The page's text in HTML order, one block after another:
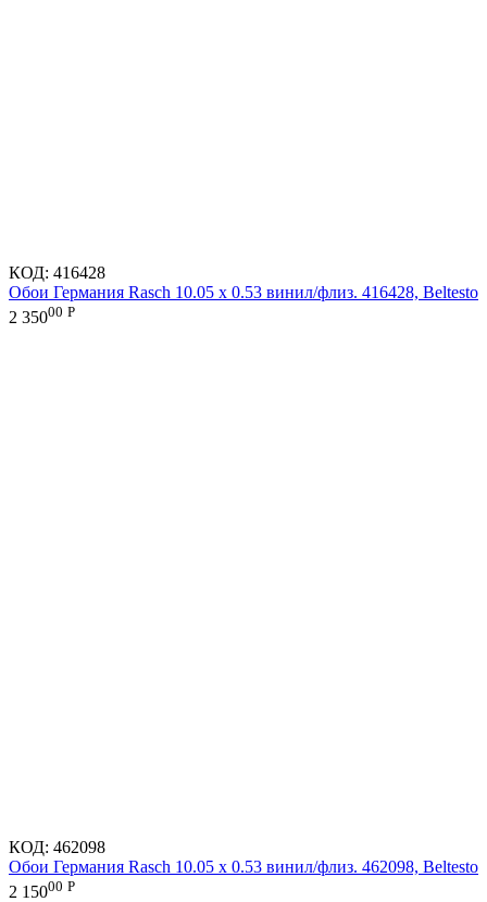
КОД: 416428
Обои Германия Rasch 10.05 х 0.53 винил/флиз. 416428, Beltesto
2 35000 Р
КОД: 462098
Обои Германия Rasch 10.05 х 0.53 винил/флиз. 462098, Beltesto
2 15000 Р